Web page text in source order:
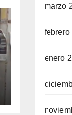
marzo
febrero
enero